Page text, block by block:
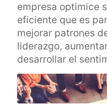
empresa optimice
eficiente que es
mejorar patrones
liderazgo,
desarrollar el